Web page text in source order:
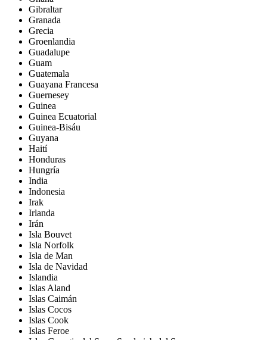
Gibraltar
Granada
Grecia
Groenlandia
Guadalupe
Guam
Guatemala
Guayana Francesa
Guernesey
Guinea
Guinea Ecuatorial
Guinea-Bisáu
Guyana
Haití
Honduras
Hungría
India
Indonesia
Irak
Irlanda
Irán
Isla Bouvet
Isla Norfolk
Isla de Man
Isla de Navidad
Islandia
Islas Aland
Islas Caimán
Islas Cocos
Islas Cook
Islas Feroe